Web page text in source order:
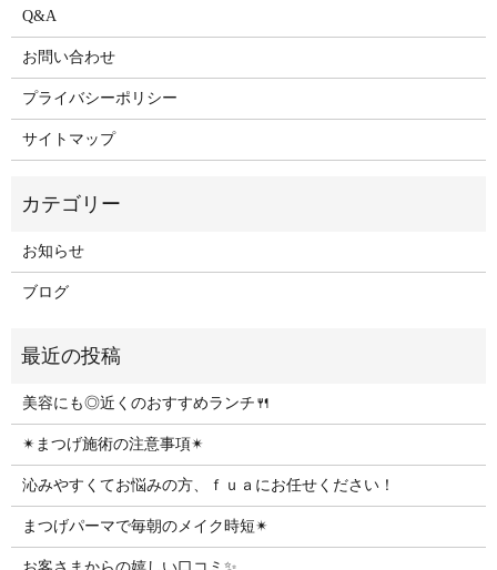
Q&A
お問い合わせ
プライバシーポリシー
サイトマップ
お知らせ
ブログ
美容にも◎近くのおすすめランチ🍴
✴︎まつげ施術の注意事項✴︎
沁みやすくてお悩みの方、ｆｕａにお任せください！
まつげパーマで毎朝のメイク時短✴︎